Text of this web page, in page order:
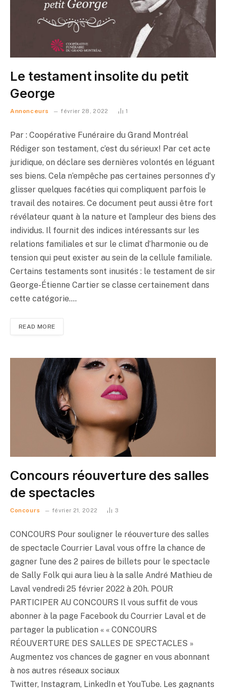
Le testament insolite du petit
George
Annonceurs février 28, 2022 1
Par : Coopérative Funéraire du Grand Montréal
Rédiger son testament, c’est du sérieux! Par cet acte
juridique, on déclare ses dernières volontés en léguant
ses biens. Cela n’empêche pas certaines personnes d’y
glisser quelques facéties qui compliquent parfois le
travail des notaires. Ce document peut aussi être fort
révélateur quant à la nature et l’ampleur des biens des
individus. Il fournit des indices intéressants sur les
relations familiales et sur le climat d’harmonie ou de
tension qui peut exister au sein de la cellule familiale.
Certains testaments sont inusités : le testament de sir
George-Étienne Cartier se classe certainement dans
cette catégorie.…
READ MORE
Concours réouverture des salles
de spectacles
Concours février 21, 2022 3
CONCOURS Pour souligner le réouverture des salles
de spectacle Courrier Laval vous offre la chance de
gagner l’une des 2 paires de billets pour le spectacle
de Sally Folk qui aura lieu à la salle André Mathieu de
Laval vendredi 25 février 2022 à 20h. POUR
PARTICIPER AU CONCOURS Il vous suffit de vous
abonner à la page Facebook du Courrier Laval et de
partager la publication « « CONCOURS
RÉOUVERTURE DES SALLES DE SPECTACLES »
Augmentez vos chances de gagner en vous abonnant
à nos autres réseaux sociaux
Twitter, Instagram, LinkedIn et YouTube. Les gagnants